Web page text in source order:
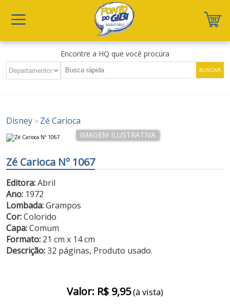
Encontre a HQ que você procura
Disney > Zé Carioca
Zé Carioca Nº 1067
Editora:Abril
Ano: 1972
Lombada:Grampos
Cor:Colorido
Capa:Comum
Formato: 21 cm x 14 cm
Descrição:32 páginas, Produto usado.
Valor: R$ 9,95(à vista)